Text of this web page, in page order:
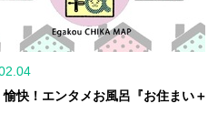
愉快！エンタメお風呂『お住まい＋